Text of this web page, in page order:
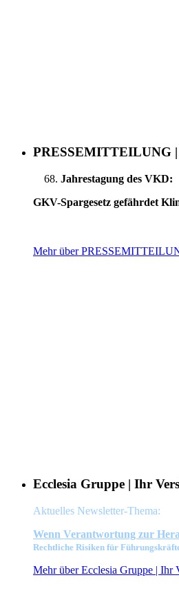
PRESSEMITTEILUNG |
Jahrestagung des VKD:
GKV-Spargesetz gefährdet
Mehr über
Ecclesia Gruppe | Ihr
Aktuelles Newsletter-Thema:
Wenn Verantwortung zur
Rechtliche Risiken für
Mehr über Ecclesia Gruppe | Ihr